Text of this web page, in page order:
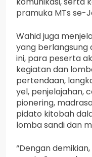
pramuka MTs se-
Wahid juga
yang berlangsung
ini, para peserta
kegiatan dan
pertendaan,
yel, penjelajahan,
pionering,
pidato kitobah
lomba sandi dan
“Dengan